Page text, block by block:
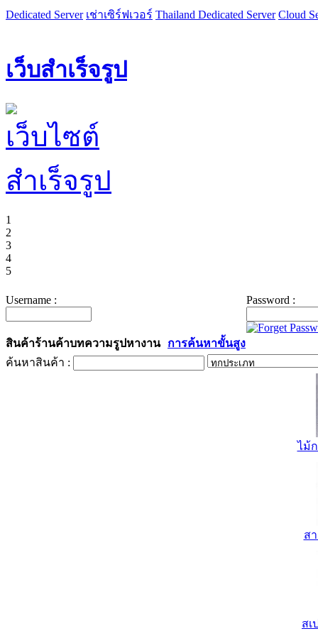
Dedicated Server เช่าเซิร์ฟเวอร์ Thailand Dedicated Server Cloud
เว็บสำเร็จรูป
1
2
3
4
5
Username : Password :
สินค้าร้านค้าบทความรูปหางาน
การค้นหาขั้นสูง
ค้นหาสินค้า :
ไม้
ส
สเ